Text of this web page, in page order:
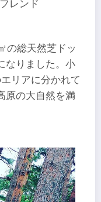
レンド
の総天然芝ドッ
なりました。小
リアに分かれて
原の大自然を満